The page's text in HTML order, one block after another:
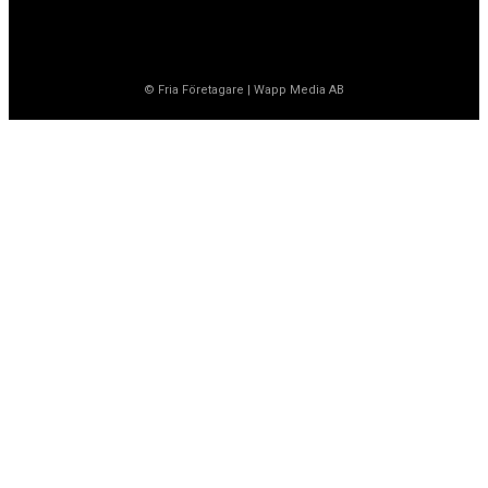
© Fria Företagare Wapp Media AB